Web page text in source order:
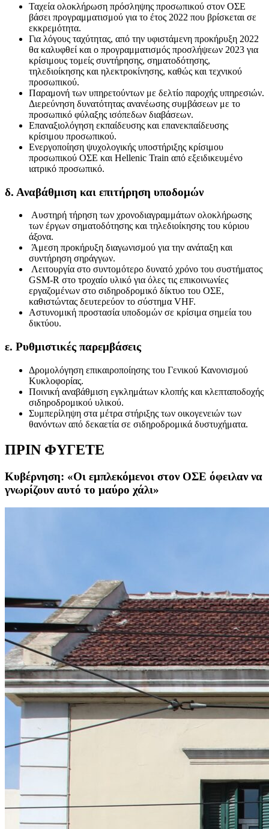
Ταχεία ολοκλήρωση πρόσληψης προσωπικού στον ΟΣΕ
βάσει προγραμματισμού για το έτος 2022 που βρίσκεται σε
εκκρεμότητα.
Για λόγους ταχύτητας, από την υφιστάμενη προκήρυξη 2022
θα καλυφθεί και ο προγραμματισμός προσλήψεων 2023 για
κρίσιμους τομείς συντήρησης, σηματοδότησης,
τηλεδιοίκησης και ηλεκτροκίνησης, καθώς και τεχνικού
προσωπικού.
Παραμονή των υπηρετούντων με δελτίο παροχής υπηρεσιών.
Διερεύνηση δυνατότητας ανανέωσης συμβάσεων με το
προσωπικό φύλαξης ισόπεδων διαβάσεων.
Επαναξιολόγηση εκπαίδευσης και επανεκπαίδευσης
κρίσιμου προσωπικού.
Ενεργοποίηση ψυχολογικής υποστήριξης κρίσιμου
προσωπικού ΟΣΕ και Hellenic Train από εξειδικευμένο
ιατρικό προσωπικό.
δ. Αναβάθμιση και επιτήρηση υποδομών
Αυστηρή τήρηση των χρονοδιαγραμμάτων ολοκλήρωσης
των έργων σηματοδότησης και τηλεδιοίκησης του κύριου
άξονα.
Άμεση προκήρυξη διαγωνισμού για την ανάταξη και
συντήρηση σηράγγων.
Λειτουργία στο συντομότερο δυνατό χρόνο του συστήματος
GSM-R στο τροχαίο υλικό για όλες τις επικοινωνίες
εργαζομένων στο σιδηροδρομικό δίκτυο του ΟΣΕ,
καθιστώντας δευτερεύον το σύστημα VHF.
Αστυνομική προστασία υποδομών σε κρίσιμα σημεία του
δικτύου.
ε. Ρυθμιστικές παρεμβάσεις
Δρομολόγηση επικαιροποίησης του Γενικού Κανονισμού
Κυκλοφορίας.
Ποινική αναβάθμιση εγκλημάτων κλοπής και κλεπταποδοχής
σιδηροδρομικού υλικού.
Συμπερίληψη στα μέτρα στήριξης των οικογενειών των
θανόντων από δεκαετία σε σιδηροδρομικά δυστυχήματα.
ΠΡΙΝ ΦΥΓΕΤΕ
Κυβέρνηση: «Οι εμπλεκόμενοι στον ΟΣΕ όφειλαν να
γνωρίζουν αυτό το μαύρο χάλι»